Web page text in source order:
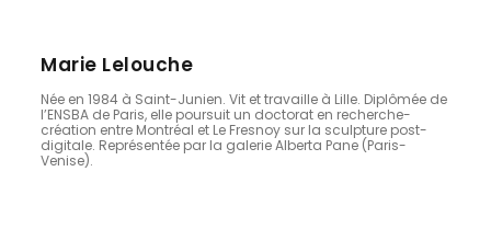
Marie Lelouche
Née en 1984 à Saint-Junien. Vit et travaille à Lille. Diplômée de
l’ENSBA de Paris, elle poursuit un doctorat en recherche-
création entre Montréal et Le Fresnoy sur la sculpture post-
digitale. Représentée par la galerie Alberta Pane (Paris-
Venise).